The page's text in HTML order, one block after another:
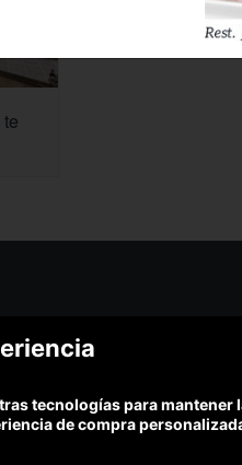
¿Cómo funciona
Trabaja con nosotros
Estudio turismo de
tecnologías para mantener
de compra